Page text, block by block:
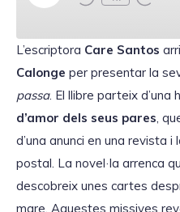
l
E
p
i
s
o
d
e
RSS FEED
SHARE
EMBED
L’escriptora Care Santos
Calonge per presentar la
passa. El llibre parteix d’una
d’amor dels seus pares,
d’una anunci en una revista
postal. La novel·la arrenca
descobreix unes cartes
mare. Aquestes missives